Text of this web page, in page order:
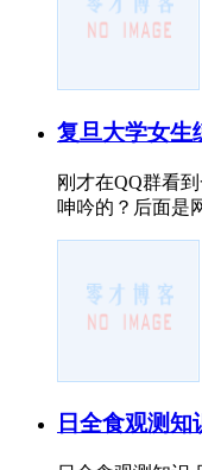
复旦大学女生
刚才在QQ群看
呻吟的？后面是
日全食观测知